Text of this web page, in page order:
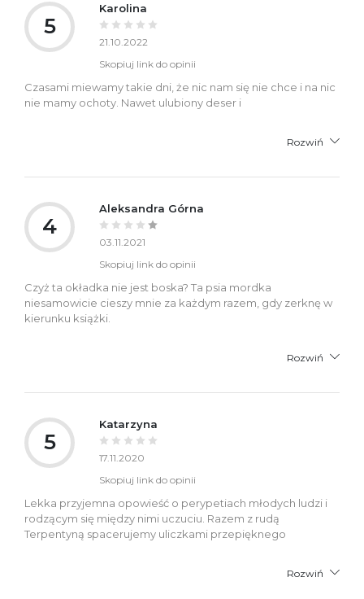
5
Karolina
21.10.2022
Skopiuj link do opinii
Czasami miewamy takie dni, że nic nam się nie chce i na nic
nie mamy ochoty. Nawet ulubiony deser i
Rozwiń
4
Aleksandra Górna
03.11.2021
Skopiuj link do opinii
Czyż ta okładka nie jest boska? Ta psia mordka
niesamowicie cieszy mnie za każdym razem, gdy zerknę w
kierunku książki.
Rozwiń
5
Katarzyna
17.11.2020
Skopiuj link do opinii
Lekka przyjemna opowieść o perypetiach młodych ludzi i
rodzącym się między nimi uczuciu. Razem z rudą
Terpentyną spacerujemy uliczkami przepięknego
Rozwiń